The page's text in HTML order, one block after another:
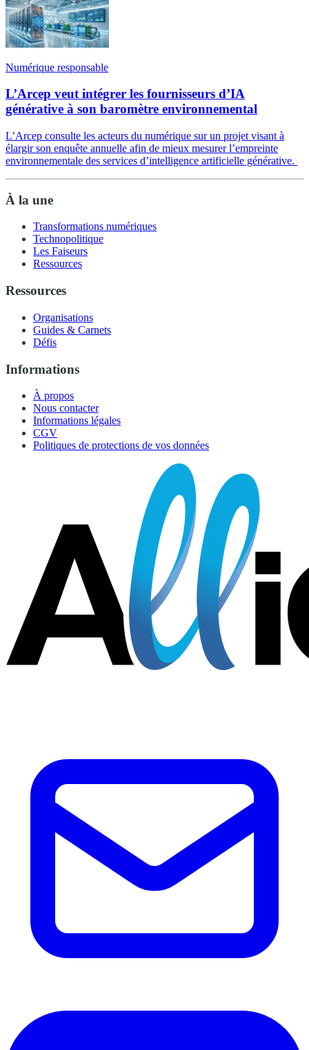
Numérique responsable
L’Arcep veut intégrer les fournisseurs d’IA
générative à son baromètre environnemental
L’Arcep consulte les acteurs du numérique sur un projet visant à
élargir son enquête annuelle afin de mieux mesurer l’empreinte
environnementale des services d’intelligence artificielle générative.
À la une
Transformations numériques
Technopolitique
Les Faiseurs
Ressources
Ressources
Organisations
Guides & Carnets
Défis
Informations
À propos
Nous contacter
Informations légales
CGV
Politiques de protections de vos données